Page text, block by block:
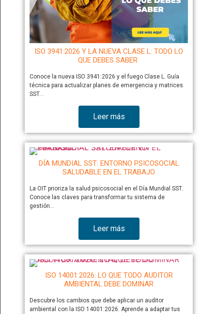
ISO 3941:2026 Y LA NUEVA CLASE L: TODO LO
QUE DEBES SABER
Conoce la nueva ISO 3941:2026 y el fuego Clase L. Guía
técnica para actualizar planes de emergencia y matrices
SST…
Leer más
DÍA MUNDIAL SST: ENTORNO PSICOSOCIAL
SALUDABLE EN EL TRABAJO
La OIT prioriza la salud psicosocial en el Día Mundial SST.
Conoce las claves para transformar tu sistema de
gestión…
Leer más
ISO 14001:2026: LO QUE TODO AUDITOR
AMBIENTAL DEBE DOMINAR
Descubre los cambios que debe aplicar un auditor
ambiental con la ISO 14001:2026. Aprende a adaptar tus